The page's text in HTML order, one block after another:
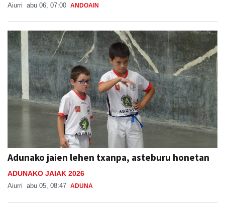
Aiurri abu 06, 07:00 ANDOAIN
Adunako jaien lehen txanpa, asteburu honetan
ADUNAKO JAIAK 2026
Aiurri abu 05, 08:47 ADUNA